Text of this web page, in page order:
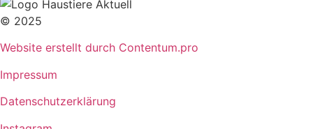
© 2025
Website erstellt durch Contentum.pro
Impressum
Datenschutzerklärung